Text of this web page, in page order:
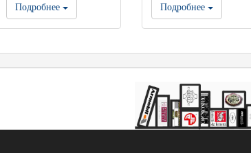
Подробнее Подробнее